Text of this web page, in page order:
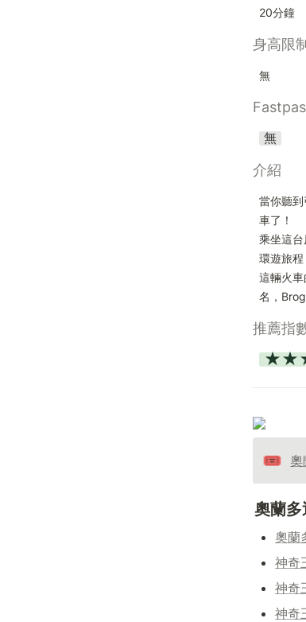
20分鐘
身高限制
無
無
介紹
當你聽
車了！
乘坐這
環遊旅
這輛火
名，
推薦指
🎟️
奧蘭
奧蘭
神奇
神奇
神奇